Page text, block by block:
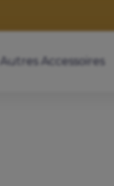
Autres Accessoires